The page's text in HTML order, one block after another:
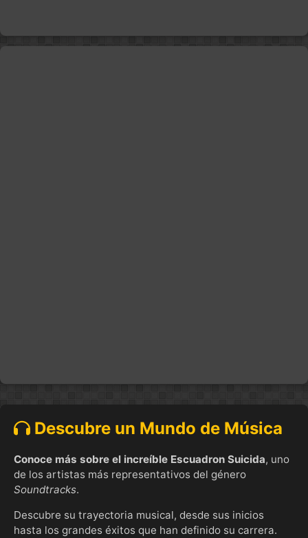
Descubre un Mundo de Música
Conoce más sobre el increíble Escuadron Suicida, uno
de los artistas más representativos del género
Soundtracks.
Descubre su trayectoria musical, desde sus inicios
hasta los grandes éxitos que han definido su carrera.